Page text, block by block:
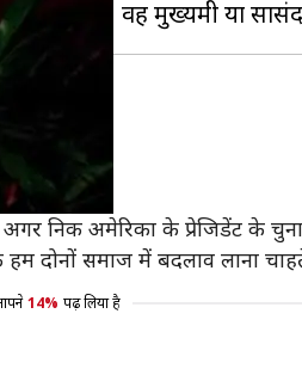
अगर निक अमेरिका के प्रेजिडेंट के
समाज में बदलाव लाना
14% पढ़ लिया है